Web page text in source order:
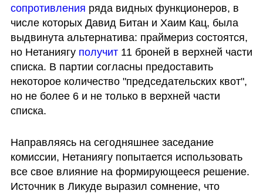
сопротивления ряда видных функционеров, в
числе которых Давид Битан и Хаим Кац, была
выдвинута альтернатива: праймериз состоятся,
но Нетаниягу получит 11 броней в верхней части
списка. В партии согласны предоставить
некоторое количество "председательских квот",
но не более 6 и не только в верхней части
списка.
Направляясь на сегодняшнее заседание
комиссии, Нетаниягу попытается использовать
все свое влияние на формирующееся решение.
Источник в Ликуде выразил сомнение, что